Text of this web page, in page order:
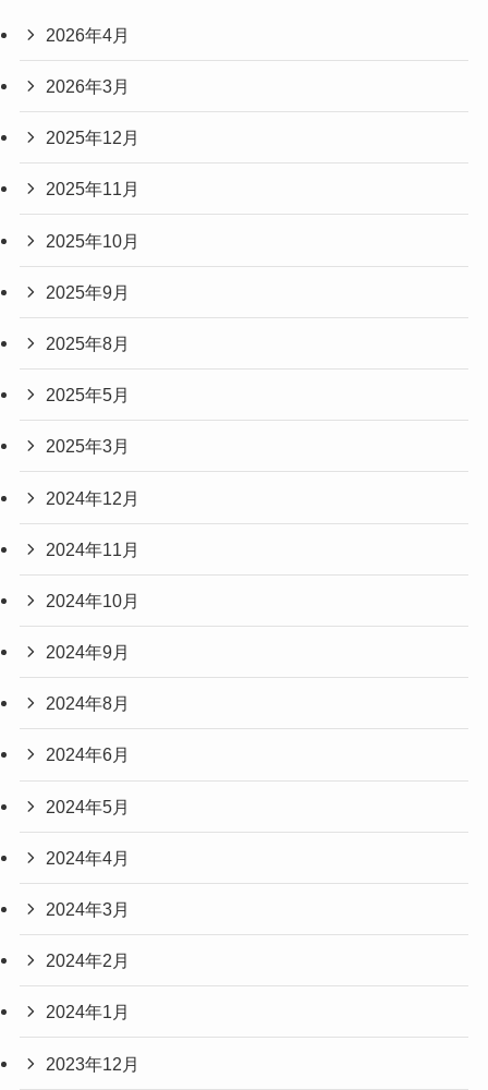
2026年4月
2026年3月
2025年12月
2025年11月
2025年10月
2025年9月
2025年8月
2025年5月
2025年3月
2024年12月
2024年11月
2024年10月
2024年9月
2024年8月
2024年6月
2024年5月
2024年4月
2024年3月
2024年2月
2024年1月
2023年12月